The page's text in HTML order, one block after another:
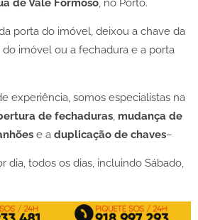
de Vale Formoso, no Porto.
porta do imóvel, deixou a chave da
imóvel ou a fechadura e a porta
experiência, somos especialistas na
de fechaduras, mudança de
e a duplicação de chaves–
dia, todos os dias, incluindo Sábado,